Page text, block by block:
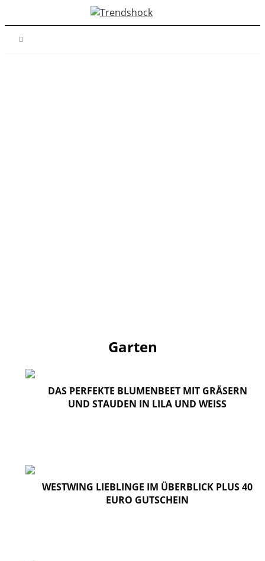
Garten
DAS PERFEKTE BLUMENBEET MIT GRÄSERN
UND STAUDEN IN LILA UND WEISS
WESTWING LIEBLINGE IM ÜBERBLICK PLUS 40
EURO GUTSCHEIN